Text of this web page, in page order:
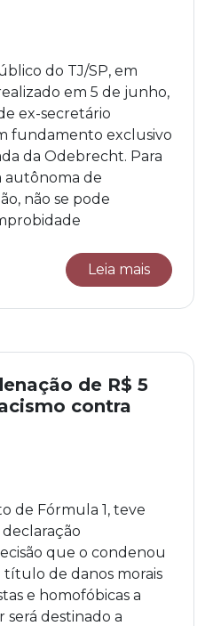
do TJ/SP, em
em 5 de junho,
ex-secretário
fundamento exclusivo
da Odebrecht. Para
autônoma de
não se pode
Leia mais
de R$ 5
contra
de Fórmula 1, teve
que o condenou
título de danos morais
e homofóbicas a
será destinado a